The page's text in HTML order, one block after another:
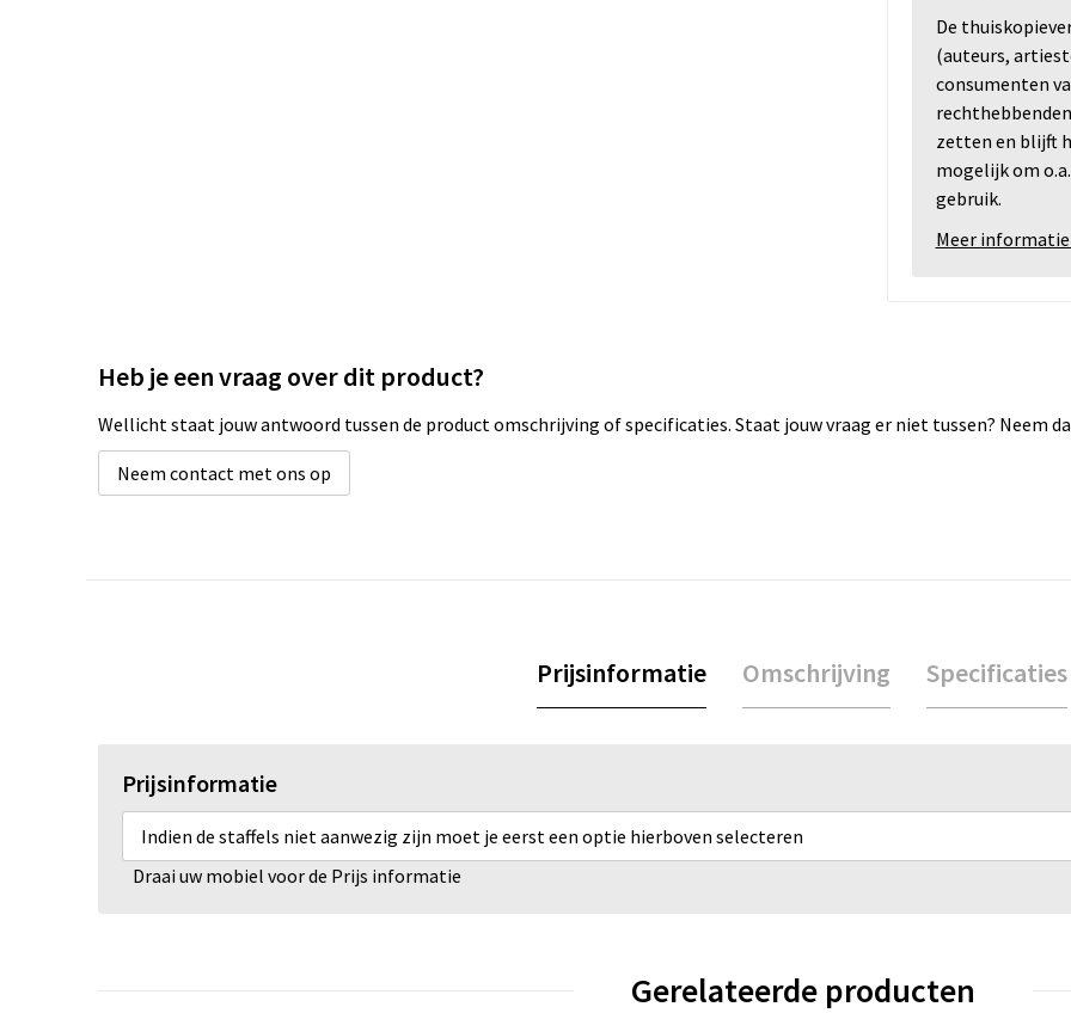
De
(auteurs,
consumenten
zetten en blijft
mogelijk om
gebruik.
Meer
Heb je een vraag over dit product?
Wellicht staat jouw antwoord tussen de product omschrijving of specificaties. Staat jouw vraag er niet tussen? Neem
Neem contact met ons op
Prijsinformatie Omschrijving Specificaties
Prijsinformatie
Indien de staffels niet aanwezig zijn moet je eerst een optie hierboven selecteren
Draai uw mobiel voor de Prijs informatie
Gerelateerde producten